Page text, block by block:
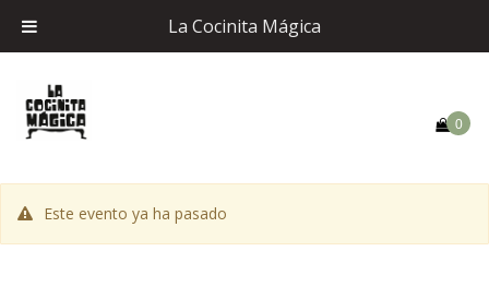
0
Este evento ya ha pasado
La Cocinita Mágica